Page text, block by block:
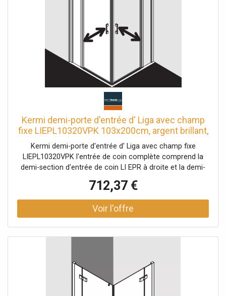
librement positionnable crochet porte-serviettes
transparent testé selon DIN EN 14428 (CE) et PPP 53005
(TÜV / GS) la pente sous le champ fixe peut être max.
Montant jusqu'à 2 mm le biseau total 3 mm
Kermi demi-porte d'entrée d' Liga avec champ
fixe LIEPL10320VPK 103x200cm, argent brillant,
verre de sécurité trempé clair, gauche, sur la
zone de douche
Kermi demi-porte d'entrée d' Liga avec champ fixe
LIEPL10320VPK l'entrée de coin complète comprend la
demi-section d'entrée de coin LI EPR à droite et la demi-
encadrée Entrée d'angle avec deux vantaux en verre -
ouverture vers l'intérieur et vers l'extérieur avec deux
champs fixes Combinaison avec entrée d'angle LI 2CR / L,
2 parties (porte battante avec panneaux fixes), demi-
mates Joints et connexions pour seuil en chrome
Possibilité de réglage pour chaque profil de mur 25 mm
Joint profilé avec mécanisme de levage-abaissement
712,37 €